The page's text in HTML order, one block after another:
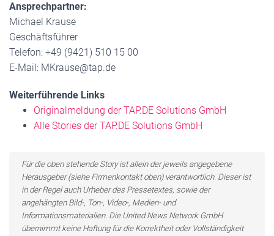
Ansprechpartner:
Michael Krause
Geschäftsführer
Telefon: +49 (9421) 510 15 00
E-Mail: MKrause@tap.de
Weiterführende Links
Originalmeldung der TAP.DE Solutions GmbH
Alle Stories der TAP.DE Solutions GmbH
Für die oben stehende Story ist allein der jeweils angegebene
Herausgeber (siehe Firmenkontakt oben) verantwortlich. Dieser ist
in der Regel auch Urheber des Pressetextes, sowie der
angehängten Bild-, Ton-, Video-, Medien- und
Informationsmaterialien. Die United News Network GmbH
übernimmt keine Haftung für die Korrektheit oder Vollständigkeit